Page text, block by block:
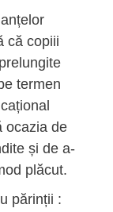
că copiii
termen
ocazia de
și de a-
plăcut.
părinții :